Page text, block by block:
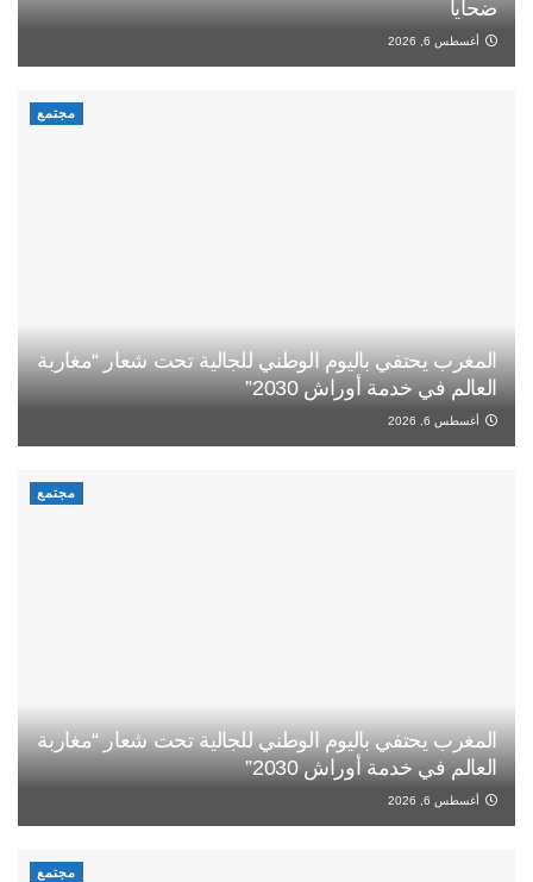
ضحايا
أغسطس 6, 2026
مجتمع
المغرب يحتفي باليوم الوطني للجالية تحت شعار “مغاربة
العالم في خدمة أوراش 2030”
أغسطس 6, 2026
مجتمع
المغرب يحتفي باليوم الوطني للجالية تحت شعار “مغاربة
العالم في خدمة أوراش 2030”
أغسطس 6, 2026
مجتمع